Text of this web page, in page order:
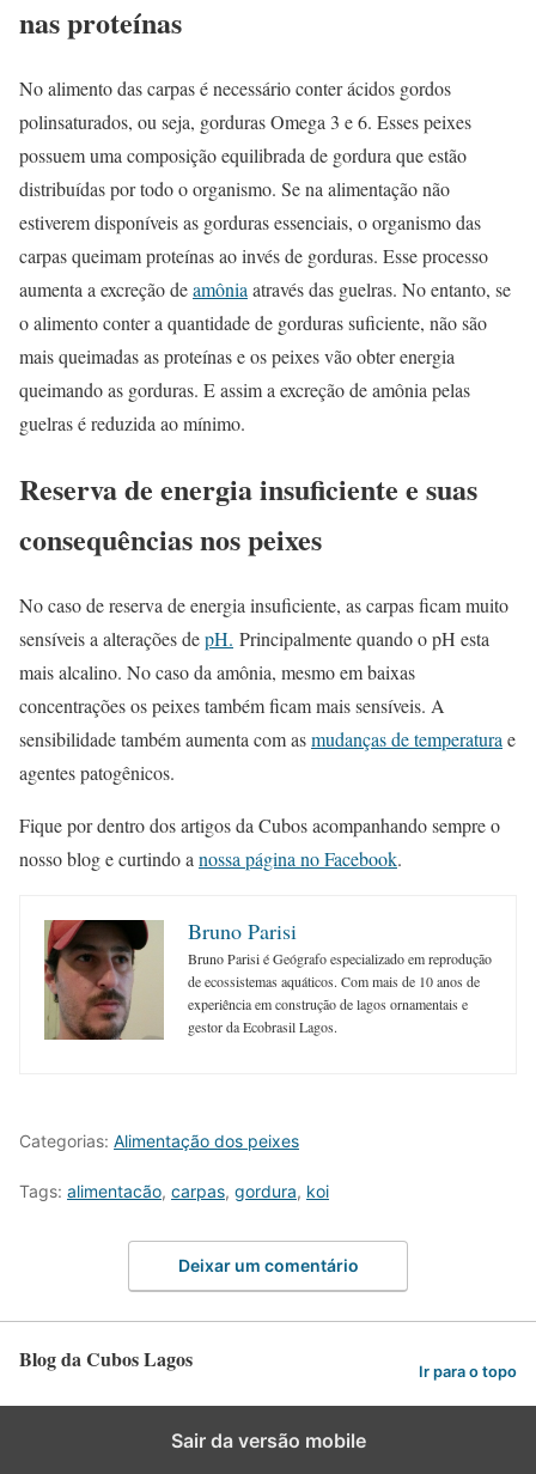
nas proteínas
No alimento das carpas é necessário conter ácidos gordos
polinsaturados, ou seja, gorduras Omega 3 e 6. Esses peixes
possuem uma composição equilibrada de gordura que estão
distribuídas por todo o organismo. Se na alimentação não
estiverem disponíveis as gorduras essenciais, o organismo das
carpas queimam proteínas ao invés de gorduras. Esse processo
aumenta a excreção deamônia através das guelras. No entanto, se
o alimento conter a quantidade de gorduras suficiente, não são
mais queimadas as proteínas e os peixes vão obter energia
queimando as gorduras. E assim a excreção de amônia pelas
guelras é reduzida ao mínimo.
Reserva de energia insuficiente e suas
consequências nos peixes
No caso de reserva de energia insuficiente, as carpas ficam muito
sensíveis a alterações depH. Principalmente quando o pH esta
mais alcalino. No caso da amônia, mesmo em baixas
concentrações os peixes também ficam mais sensíveis. A
sensibilidade também aumenta com asmudanças de temperatura e
agentes patogênicos.
Fique por dentro dos artigos da Cubos acompanhando sempre o
nosso blog e curtindo a nossa página no Facebook.
Bruno Parisi
Bruno Parisi é Geógrafo especializado em reprodução
de ecossistemas aquáticos. Com mais de 10 anos de
experiência em construção de lagos ornamentais e
gestor da Ecobrasil Lagos.
Categorias: Alimentação dos peixes
Tags: alimentacão, carpas, gordura, koi
Deixar um comentário
Blog da Cubos Lagos Ir para o topo
Sair da versão mobile